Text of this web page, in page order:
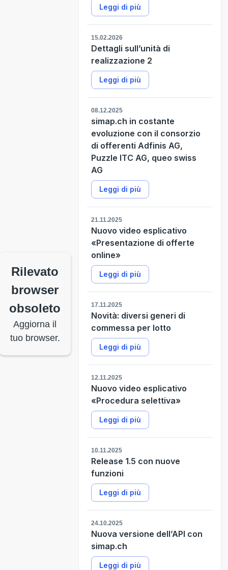
Rilevato
browser
obsoleto
Aggiorna il
tuo browser.
Leggi di più
15.02.2026
Dettagli sull’unità di
realizzazione 2
Leggi di più
08.12.2025
simap.ch in costante
evoluzione con il consorzio
di offerenti Adfinis AG,
Puzzle ITC AG, queo swiss
AG
Leggi di più
21.11.2025
Nuovo video esplicativo
«Presentazione di offerte
online»
Leggi di più
17.11.2025
Novità: diversi generi di
commessa per lotto
Leggi di più
12.11.2025
Nuovo video esplicativo
«Procedura selettiva»
Leggi di più
10.11.2025
Release 1.5 con nuove
funzioni
Leggi di più
24.10.2025
Nuova versione dell’API con
simap.ch
Leggi di più